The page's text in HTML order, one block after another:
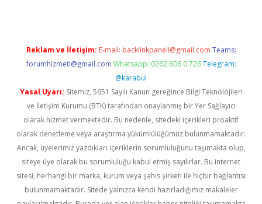
Reklam ve İletişim: E-mail: backlinkpaneli@gmail.com Teams:
forumhizmeti@gmail.com Whatsapp: 0262 606 0 726 Telegram:
@karabul
Yasal Uyarı: Sitemiz, 5651 Sayılı Kanun gereğince Bilgi Teknolojileri
ve İletişim Kurumu (BTK) tarafından onaylanmış bir Yer Sağlayıcı
olarak hizmet vermektedir. Bu nedenle, sitedeki içerikleri proaktif
olarak denetleme veya araştırma yükümlülüğümüz bulunmamaktadır.
Ancak, üyelerimiz yazdıkları içeriklerin sorumluluğunu taşımakta olup,
siteye üye olarak bu sorumluluğu kabul etmiş sayılırlar. Bu internet
sitesi, herhangi bir marka, kurum veya şahıs şirketi ile hiçbir bağlantısı
bulunmamaktadır. Sitede yalnızca kendi hazırladığımız makaleler